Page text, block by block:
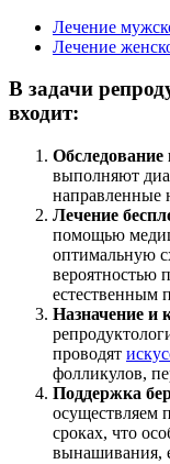
Лечение
Лечение
В задачи
входит:
Обследование
выполняют
направленные
Лечение
помощью
оптимальную
вероятностью
естественным
Назначение и
проводят
фолликулов,
Поддержка
осуществляем
сроках, что
вынашивания,